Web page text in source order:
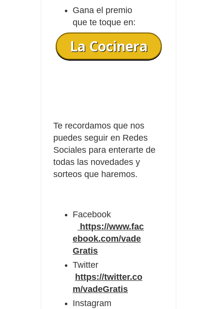
Gana el premio
que te toque en:
La Cocinera
Te recordamos que nos
puedes seguir en Redes
Sociales para enterarte de
todas las novedades y
sorteos que haremos.
Facebook
https://www.fac
ebook.com/vade
Gratis
Twitter
https://twitter.co
m/vadeGratis
Instagram